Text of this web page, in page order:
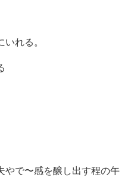
れる。
やで〜感を醸し出す程の午